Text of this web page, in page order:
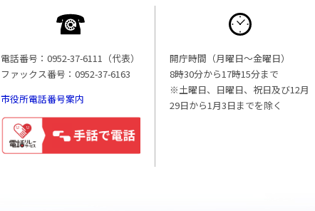
電話番号：0952-37-6111（代表）
ファックス番号：0952-37-6163
市役所電話番号案内
開庁時間（月曜日〜金曜日）
8時30分から17時15分まで
※土曜日、日曜日、祝日及び12月
29日から1月3日までを除く